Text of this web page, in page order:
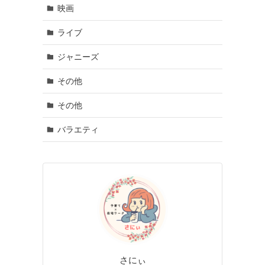
映画
ライブ
ジャニーズ
その他
その他
バラエティ
さにぃ